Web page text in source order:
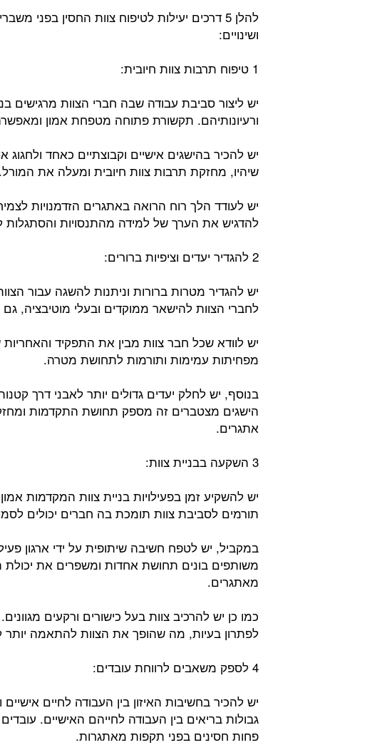
להלן 5 דרכים יעילות לטיפוח צוות החסין בפני
ושינויים:
1 טיפוח תרבות צוות חיובית:
יש ליצור סביבת עבודה שבה חברי הצוות
ורעיונותיהם. תקשורת פתוחה מטפחת אמון
יש להכיר בהישגים אישיים וקבוצתיים כאחד
שיהיו, מחזקת תרבות צוות חיובית ומעלה את המורל.
יש לעודד הלך רוח הרואה באתגרים הזדמנויות
להדגיש את הערך של למידה מהתנסויות והסתגלות
2 להגדיר יעדים וציפיות ברורים:
יש להגדיר מטרות ברורות וניתנות להשגה עבור
לחברי הצוות להישאר ממוקדים ובעלי מוטיבציה,
יש לוודא שכל חבר צוות מבין את התפקיד והאחריות
מפחיתות עמימות ותורמות לתחושת מטרה.
בנוסף, יש לחלק יעדים גדולים יותר לאבני דרך
הישגים מצטברים זה מספק תחושת התקדמות
אתגרים.
3 השקעה בבניית צוות:
יש להשקיע זמן בפעילויות בניית צוות המקדמות
תורמים לסביבת צוות תומכת בה חברים יכולים
במקביל, יש לטפח חשיבה שיתופית על ידי ארגון
משותפים בונים תחושת אחדות ומשפרים את יכולת
מאתגרים.
כמו כן יש להרכיב צוות בעל כישורים ורקעים
לפתרון בעיות, מה שהופך את הצוות להתאמה יותר
4 לספק משאבים לרווחת עובדים:
יש להכיר בחשיבות האיזון בין העבודה לחיים
גבולות בריאים בין העבודה לחייהם האישיים.
פחות חסינים בפני תקפות מאתגרות.